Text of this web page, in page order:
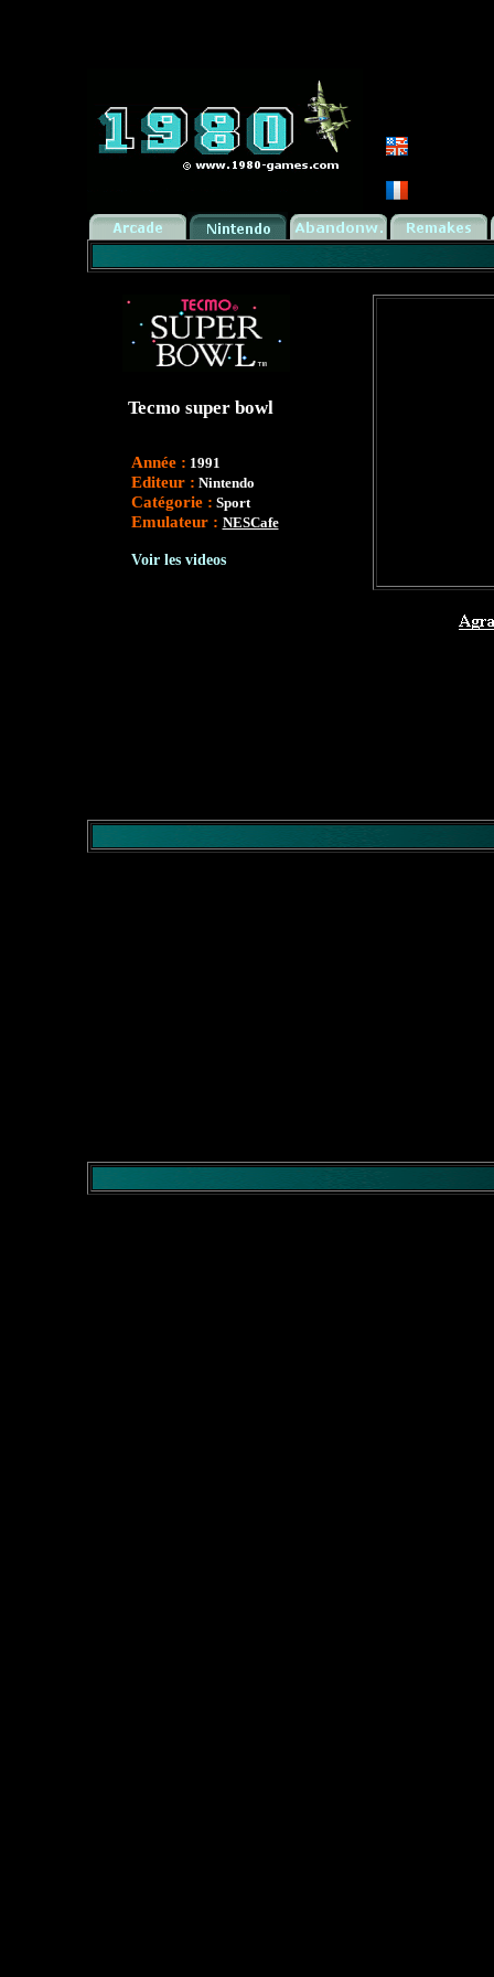
Tecmo super bowl
Année : 1991
Editeur : Nintendo
Catégorie : Sport
Emulateur : NESCafe
Voir les videos